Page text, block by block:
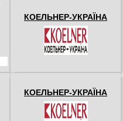
КОЕЛЬНЕР-УКРАЇНА
КОЕЛЬНЕР-УКРАЇНА